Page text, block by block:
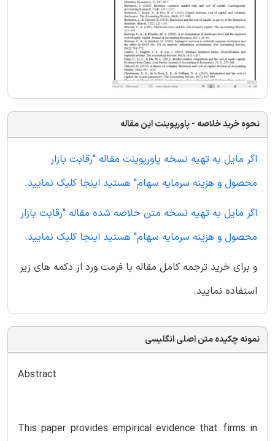
نحوه خرید خلاصه - پاورپوینت این مقاله
اگر مایل به تهیه نسخه پاورپوینت مقاله "رقابت بازار
محصول و هزینه سرمایه سهام" هستید اینجا کلیک نمایید.
اگر مایل به تهیه نسخه متن خلاصه شده مقاله "رقابت بازار
محصول و هزینه سرمایه سهام" هستید اینجا کلیک نمایید.
و برای خرید ترجمه کامل مقاله با فرمت ورد از دکمه های زیر
استفاده نمایید.
نمونه چکیده متن اصلی انگلیسی
Abstract
This paper provides empirical evidence that firms in